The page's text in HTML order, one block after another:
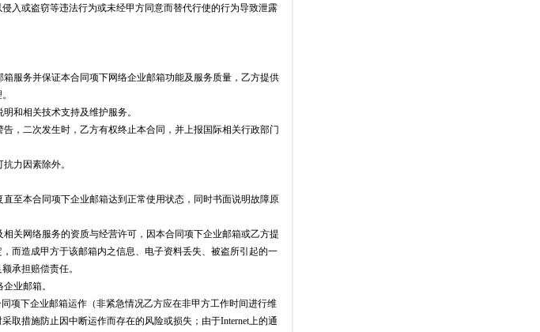
入或盗窃等违法行为或未经甲方同意而替代行使的行为导致泄露
服务并保证本合同项下网络企业邮箱功能及服务质量，乙方提供
和相关技术支持及维护服务。
，二次发生时，乙方有权终止本合同，并上报国际相关行政部门
力因素除外。
至本合同项下企业邮箱达到正常使用状态，同时书面说明故障原
关网络服务的资质与经营许可，因本合同项下企业邮箱或乙方提
而造成甲方于该邮箱内之信息、电子资料丢失、被盗所引起的一
承担赔偿责任。
业邮箱。
下企业邮箱运作（非紧急情况乙方应在非甲方工作时间进行维
取措施防止因中断运作而存在的风险或损失；由于Internet上的通